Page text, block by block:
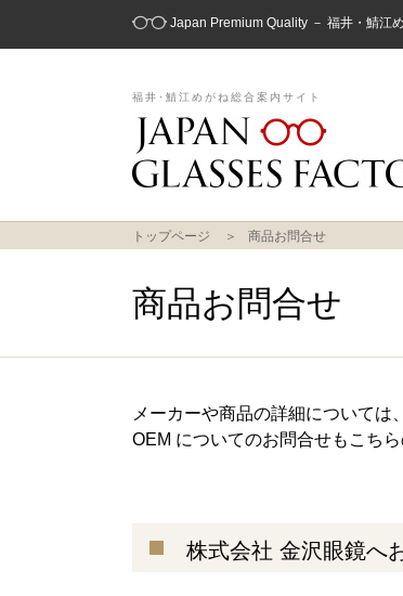
Japan Premium Quality － 福井・鯖江
福井･鯖江めがね総合案内サイト
トップページ 商品お問合せ
商品お問合せ
メーカーや商品の詳細については
OEM についてのお問合せもこち
株式会社 金沢眼鏡へ